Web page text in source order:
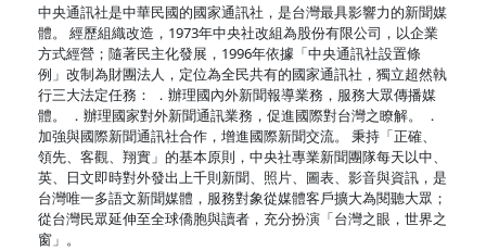
中央通訊社是中華民國的國家通訊社，是台灣最具影響力的新聞媒
體。 經歷組織改造，1973年中央社改組為股份有限公司，以企業
方式經營；隨著民主化發展，1996年依據「中央通訊社設置條
例」改制為財團法人，定位為全民共有的國家通訊社，獨立超然執
行三大法定任務： ．辦理國內外新聞報導業務，服務大眾傳播媒
體。 ．辦理國家對外新聞通訊業務，促進國際對台灣之瞭解。 ．
加強與國際新聞通訊社合作，增進國際新聞交流。 秉持「正確、
領先、客觀、翔實」的基本原則，中央社專業新聞團隊每天以中、
英、日文即時對外發出上千則新聞、照片、圖表、影音與資訊，是
台灣唯一多語文新聞媒體，服務對象從媒體客戶擴大為閱聽大眾；
從台灣民眾延伸至全球僑胞與讀者，充分扮演「台灣之眼，世界之
窗」。